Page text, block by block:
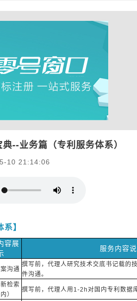
--业务篇（专利服务体系）
10 21:14:06
系】
容展
服务内容
沟通
撰写前，代理人研究技术交底书记载的
件沟通。
检索
）
撰写前，代理人用1-2h对国内专利数据